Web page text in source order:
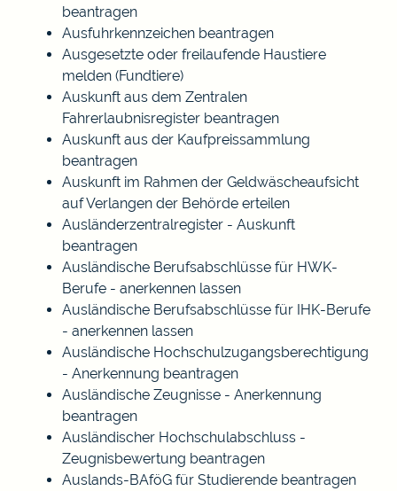
beantragen
Ausfuhrkennzeichen beantragen
Ausgesetzte oder freilaufende Haustiere
melden (Fundtiere)
Auskunft aus dem Zentralen
Fahrerlaubnisregister beantragen
Auskunft aus der Kaufpreissammlung
beantragen
Auskunft im Rahmen der Geldwäscheaufsicht
auf Verlangen der Behörde erteilen
Ausländerzentralregister - Auskunft
beantragen
Ausländische Berufsabschlüsse für HWK-
Berufe - anerkennen lassen
Ausländische Berufsabschlüsse für IHK-Berufe
- anerkennen lassen
Ausländische Hochschulzugangsberechtigung
- Anerkennung beantragen
Ausländische Zeugnisse - Anerkennung
beantragen
Ausländischer Hochschulabschluss -
Zeugnisbewertung beantragen
Auslands-BAföG für Studierende beantragen